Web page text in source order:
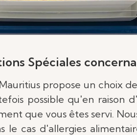
Spéciales
propose un choix
possible qu'en raison
que vous êtes servi.
le cas d'allergies